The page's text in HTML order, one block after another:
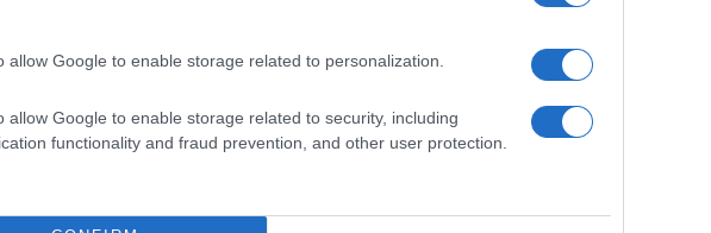
allow Google to enable storage related to personalization.
allow Google to enable storage related to security, including
functionality and fraud prevention, and other user protection.
politika szerint
fokoznia kell az együttműködést a
és Indiával, és tovább kell erősítenie